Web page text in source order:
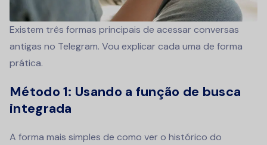
Existem três formas principais de acessar conversas
antigas no Telegram. Vou explicar cada uma de forma
prática.
Método 1: Usando a função de busca
integrada
A forma mais simples de como ver o histórico do